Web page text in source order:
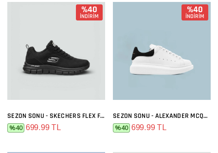
%40
İNDİRİM
SEZON SONU - SKECHERS FLEX FULL SIYAH
%40 699.99 TL
%40
İNDİRİM
SEZON SONU - ALEXANDER MCQUEEN BEYAZ SIYAH
%40 699.99 TL